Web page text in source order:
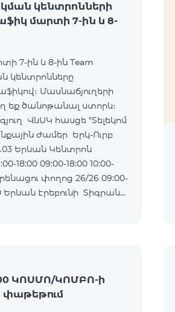
կենտրոնների
մարտի 7-ին և 8-
7-ին և 8-ին Team
կենտրոնները
Մասնաճյուղերի
ծանոթանալ ստորև։
ՎևՍԿ հասցե "Տելեկոմ
09:00-18:00 10:00-
ԿՈՍՄՈ/ԿՈՄԲՈ-ի